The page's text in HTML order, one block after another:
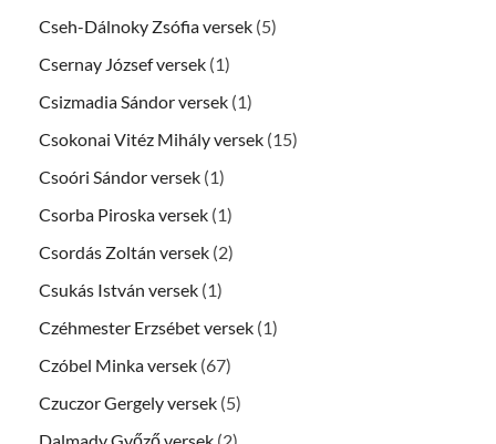
Cseh-Dálnoky Zsófia versek (5)
Csernay József versek (1)
Csizmadia Sándor versek (1)
Csokonai Vitéz Mihály versek (15)
Csoóri Sándor versek (1)
Csorba Piroska versek (1)
Csordás Zoltán versek (2)
Csukás István versek (1)
Czéhmester Erzsébet versek (1)
Czóbel Minka versek (67)
Czuczor Gergely versek (5)